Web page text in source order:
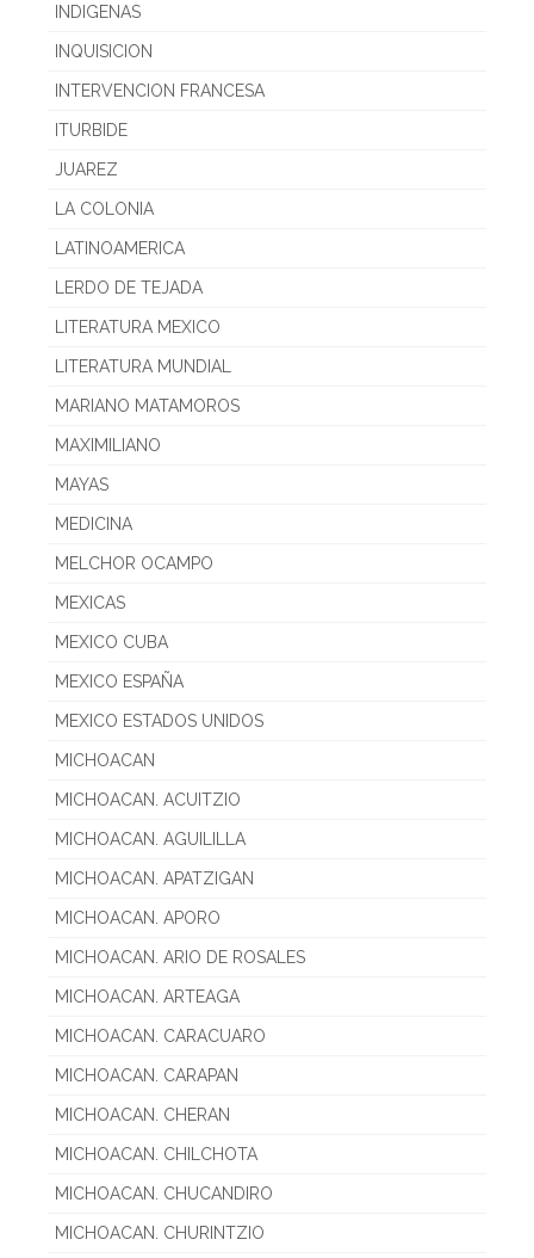
INDIGENAS
INQUISICION
INTERVENCION FRANCESA
ITURBIDE
JUAREZ
LA COLONIA
LATINOAMERICA
LERDO DE TEJADA
LITERATURA MEXICO
LITERATURA MUNDIAL
MARIANO MATAMOROS
MAXIMILIANO
MAYAS
MEDICINA
MELCHOR OCAMPO
MEXICAS
MEXICO CUBA
MEXICO ESPAÑA
MEXICO ESTADOS UNIDOS
MICHOACAN
MICHOACAN. ACUITZIO
MICHOACAN. AGUILILLA
MICHOACAN. APATZIGAN
MICHOACAN. APORO
MICHOACAN. ARIO DE ROSALES
MICHOACAN. ARTEAGA
MICHOACAN. CARACUARO
MICHOACAN. CARAPAN
MICHOACAN. CHERAN
MICHOACAN. CHILCHOTA
MICHOACAN. CHUCANDIRO
MICHOACAN. CHURINTZIO